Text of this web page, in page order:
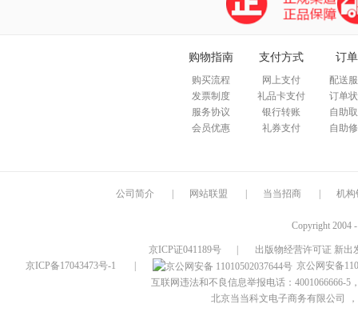
购物指南
购买流程
发票制度
服务协议
会员优惠
支付方式
网上支付
礼品卡支付
银行转账
礼券支付
订
配送
订单
自助
自助
公司简介 网站联盟 当当招商 机构
Copyright 2004
京ICP证041189号
出版物经营许可证 新出
京ICP备17043473号-1
京公网安备
互联网违法和不良信息举报电话：4001066666-5
北京当当科文电子商务有限公司